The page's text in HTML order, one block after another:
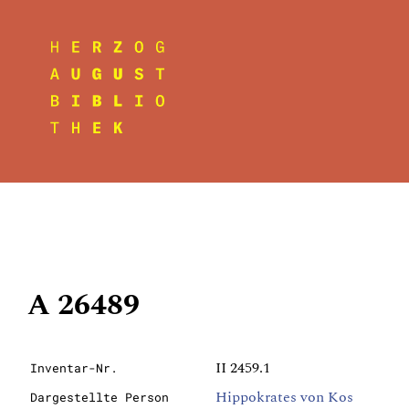
A 26489
Inventar-Nr. II 2459.1
Dargestellte Person Hippokrates von Kos